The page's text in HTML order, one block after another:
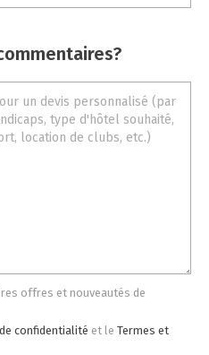
offres et nouveautés de
confidentialité et le Termes et